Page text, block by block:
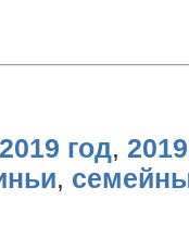
год, 2019
,